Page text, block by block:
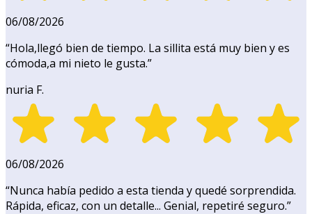
06/08/2026
“Hola,llegó bien de tiempo. La sillita está muy bien y es
cómoda,a mi nieto le gusta.”
nuria F.
06/08/2026
“Nunca había pedido a esta tienda y quedé sorprendida.
Rápida, eficaz, con un detalle... Genial, repetiré seguro.”